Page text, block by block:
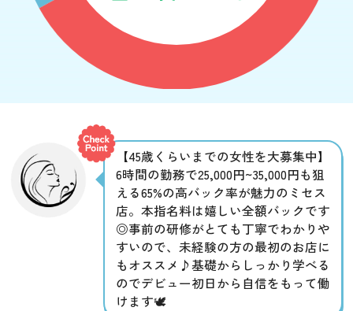
【45歳くらいまでの女性を大募集中】
6時間の勤務で25,000円~35,000円も狙
える65%の高バック率が魅力のミセス
店。本指名料は嬉しい全額バックです
◎事前の研修がとても丁寧でわかりや
すいので、未経験の方の最初のお店に
もオススメ♪基礎からしっかり学べる
のでデビュー初日から自信をもって働
けます🕊